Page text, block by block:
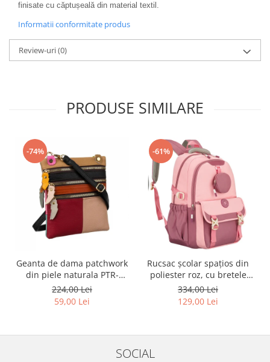
finisate cu căptușeală din material textil.
Informatii conformitate produs
Review-uri(0)
PRODUSE SIMILARE
-74%
Geanta de dama patchwork
din piele naturala PTR-
1718-SKL-6922 MULTI
224,00 Lei
59,00 Lei
-61%
Rucsac școlar spațios din
poliester roz, cu bretele
reglabile - Peterson PTR-
PTN 8610-1327 PINK
334,00 Lei
129,00 Lei
SOCIAL